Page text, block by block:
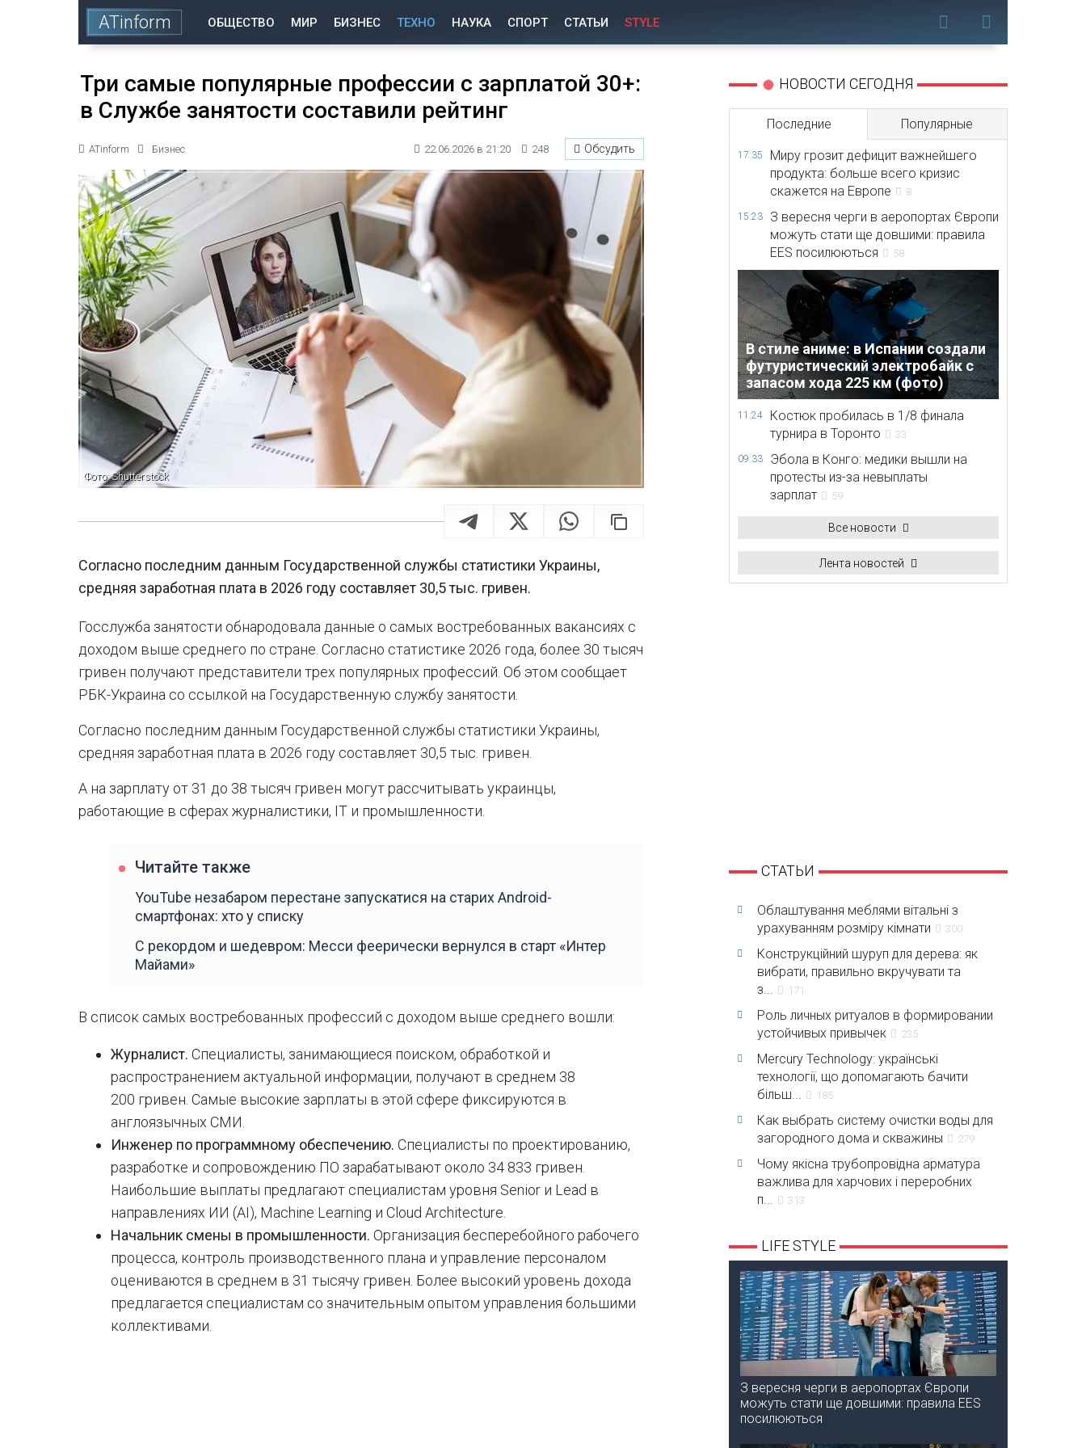
ATinform ОБЩЕСТВО МИР БИЗНЕС ТЕХНО НАУКА СПОРТ СТАТЬИ STYLE
Три самые популярные профессии с зарплатой 30+:
в Службе занятости составили рейтинг
ATinform Бизнес 22.06.2026 в 21:20 248 Обсудить
Фото: Shutterstock
Согласно последним данным Государственной службы статистики Украины,
средняя заработная плата в 2026 году составляет 30,5 тыс. гривен.
Госслужба занятости обнародовала данные о самых востребованных вакансиях с
доходом выше среднего по стране. Согласно статистике 2026 года, более 30 тысяч
гривен получают представители трех популярных профессий. Об этом сообщает
РБК-Украина со ссылкой на Государственную службу занятости.
Согласно последним данным Государственной службы статистики Украины,
средняя заработная плата в 2026 году составляет 30,5 тыс. гривен.
А на зарплату от 31 до 38 тысяч гривен могут рассчитывать украинцы,
работающие в сферах журналистики, ІТ и промышленности.
Читайте также
YouTube незабаром перестане запускатися на старих Android-
смартфонах: хто у списку
С рекордом и шедевром: Месси феерически вернулся в старт «Интер
Майами»
В список самых востребованных профессий с доходом выше среднего вошли:
Журналист. Специалисты, занимающиеся поиском, обработкой и
распространением актуальной информации, получают в среднем 38
200 гривен. Самые высокие зарплаты в этой сфере фиксируются в
англоязычных СМИ.
Инженер по программному обеспечению. Специалисты по проектированию,
разработке и сопровождению ПО зарабатывают около 34 833 гривен.
Наибольшие выплаты предлагают специалистам уровня Senior и Lead в
направлениях ИИ (AI), Machine Learning и Cloud Architecture.
Начальник смены в промышленности. Организация бесперебойного рабочего
процесса, контроль производственного плана и управление персоналом
оцениваются в среднем в 31 тысячу гривен. Более высокий уровень дохода
предлагается специалистам со значительным опытом управления большими
коллективами.
НОВОСТИ СЕГОДНЯ
Последние Популярные
17:35
Миру грозит дефицит важнейшего
продукта: больше всего кризис
скажется на Европе
8
15:23
З вересня черги в аеропортах Європи
можуть стати ще довшими: правила
EES посилюються
58
В стиле аниме: в Испании создали
футуристический электробайк с
запасом хода 225 км (фото)
11:24
Костюк пробилась в 1/8 финала
турнира в Торонто
33
09:33
Эбола в Конго: медики вышли на
протесты из-за невыплаты
зарплат
59
Все новости
Лента новостей
СТАТЬИ
Облаштування меблями вітальні з
урахуванням розміру кімнати
300
Конструкційний шуруп для дерева: як
вибрати, правильно вкручувати та
з...
171
Роль личных ритуалов в формировании
устойчивых привычек
235
Mercury Technology: українські
технології, що допомагають бачити
більш...
185
Как выбрать систему очистки воды для
загородного дома и скважины
279
Чому якісна трубопровідна арматура
важлива для харчових і переробних
п...
313
LIFE STYLE
З вересня черги в аеропортах Європи
можуть стати ще довшими: правила EES
посилюються